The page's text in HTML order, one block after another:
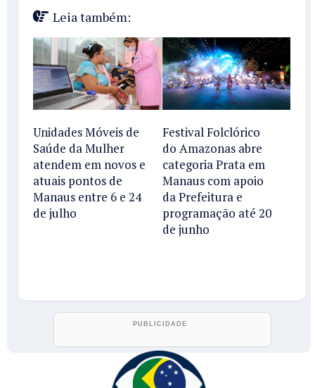
Leia também:
Unidades Móveis de
Saúde da Mulher
atendem em novos e
atuais pontos de
Manaus entre 6 e 24
de julho
Festival Folclórico
do Amazonas abre
categoria Prata em
Manaus com apoio
da Prefeitura e
programação até 20
de junho